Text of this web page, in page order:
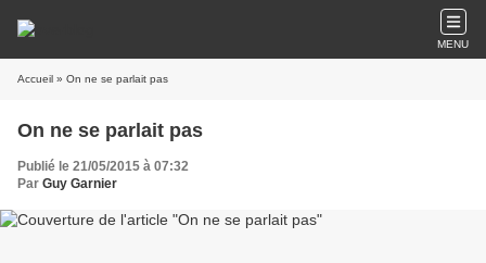
MENU
Accueil » On ne se parlait pas
On ne se parlait pas
Publié le 21/05/2015 à 07:32
Par Guy Garnier